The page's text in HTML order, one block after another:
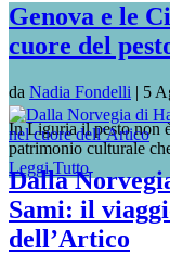
Genova e le
cuore del
da Nadia Fondelli | 5
In Liguria il pesto non
patrimonio culturale
Leggi Tutto
Dalla
Sami: il
dell’Artico